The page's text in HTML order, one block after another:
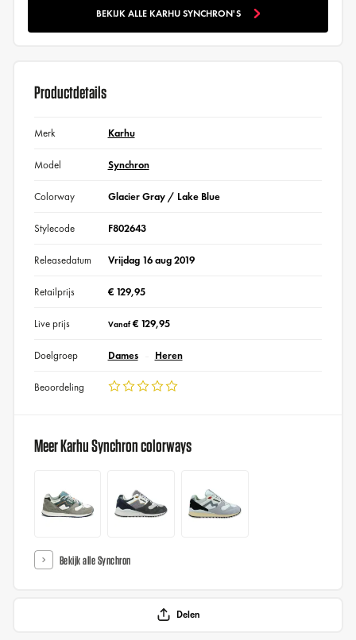
BEKIJK ALLE KARHU SYNCHRON'S
Productdetails
Merk Karhu
Model Synchron
Colorway Glacier Gray / Lake Blue
Stylecode F802643
Releasedatum Vrijdag 16 aug 2019
Retailprijs € 129,95
Live prijs Vanaf€ 129,95
Doelgroep Dames Heren
Beoordeling
Meer Karhu Synchron colorways
Bekijk alle Synchron
Delen